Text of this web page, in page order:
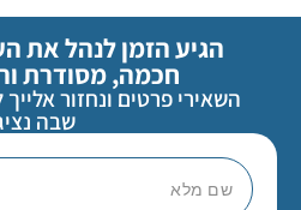
הגיע הזמן לנהל את
חכמה, מסודרת
השאירי פרטים ונחזור
שבה